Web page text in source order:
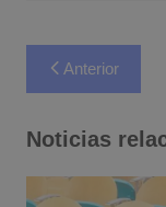
Navegación
de
entradas
Anterior
Noticias